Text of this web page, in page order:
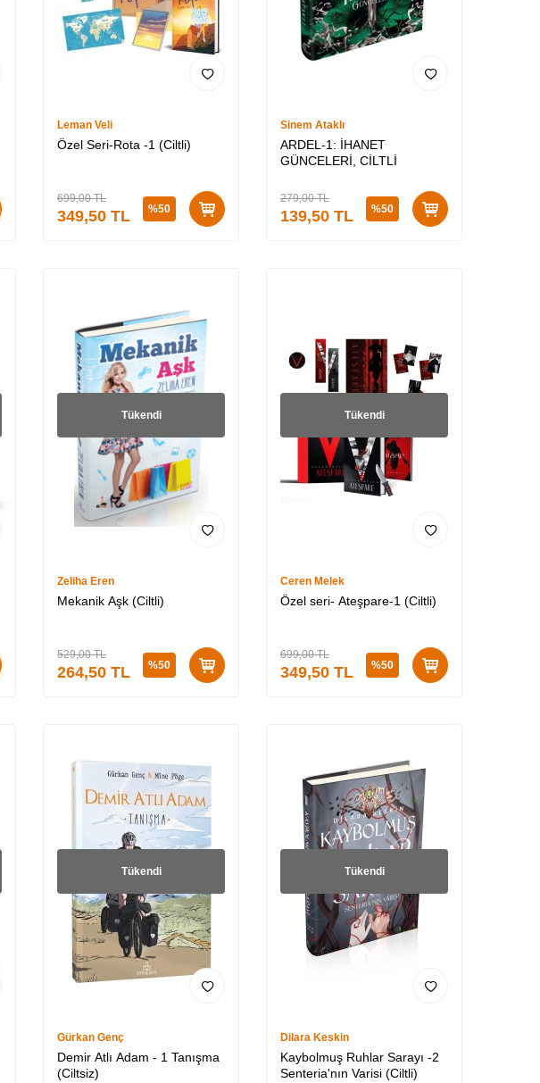
Leman Veli
Özel Seri-Rota -1 (Ciltli)
699,00TL
349,50 TL %50
Sinem Ataklı
ARDEL-1: İHANET
GÜNCELERİ, CİLTLİ
279,00TL
139,50 TL %50
Tükendi
Zeliha Eren
Mekanik Aşk (Ciltli)
529,00TL
264,50 TL %50
Tükendi
Ceren Melek
Özel seri- Ateşpare-1 (Ciltli)
699,00TL
349,50 TL %50
Tükendi
Gürkan Genç
Demir Atlı Adam - 1 Tanışma
(Ciltsiz)
Tükendi
Dilara Keskin
Kaybolmuş Ruhlar Sarayı -2
Senteria'nın Varisi (Ciltli)